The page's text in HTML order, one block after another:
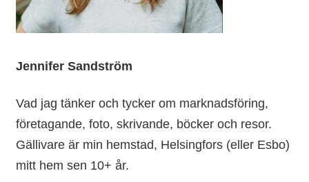
Jennifer Sandström
Vad jag tänker och tycker om marknadsföring,
företagande, foto, skrivande, böcker och resor.
Gällivare är min hemstad, Helsingfors (eller Esbo)
mitt hem sen 10+ år.